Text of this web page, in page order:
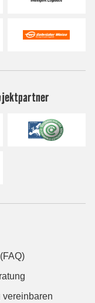
vereinbaren